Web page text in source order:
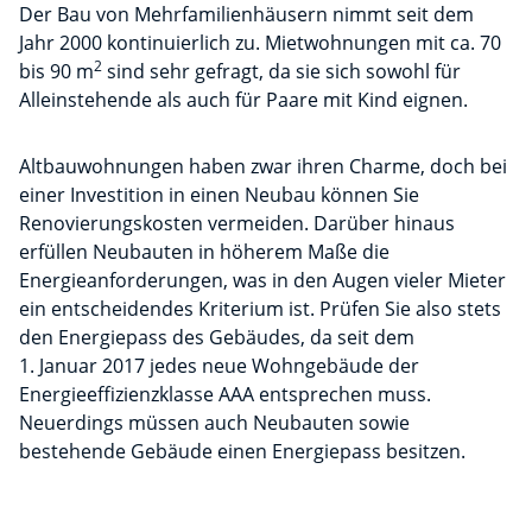
Der Bau von Mehrfamilienhäusern nimmt seit dem
Jahr 2000 kontinuierlich zu. Mietwohnungen mit ca. 70
bis 90 m2 sind sehr gefragt, da sie sich sowohl für
Alleinstehende als auch für Paare mit Kind eignen.
Altbauwohnungen haben zwar ihren Charme, doch bei
einer Investition in einen Neubau können Sie
Renovierungskosten vermeiden. Darüber hinaus
erfüllen Neubauten in höherem Maße die
Energieanforderungen, was in den Augen vieler Mieter
ein entscheidendes Kriterium ist. Prüfen Sie also stets
den Energiepass des Gebäudes, da seit dem
1. Januar 2017 jedes neue Wohngebäude der
Energieeffizienzklasse AAA entsprechen muss.
Neuerdings müssen auch Neubauten sowie
bestehende Gebäude einen Energiepass besitzen.